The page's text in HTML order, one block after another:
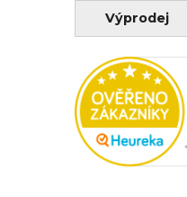
Výprodej